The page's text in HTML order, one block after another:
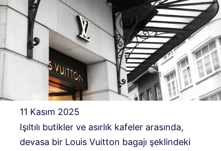
11 Kasım 2025
Işıltılı butikler ve asırlık kafeler arasında,
devasa bir Louis Vuitton bagajı şeklindeki